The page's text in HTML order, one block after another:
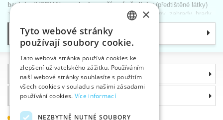
bavlnky(NORMA) aperlovku,vyšívací předlohy(předtištěné látky)
ze 100% bavlny i
. Různá zátiší, květiny, zahrady, hrady,
zámky, známé obrazy, apod.
Vyšívací nůžkys ostrými hroty jsou převážně
nabízíme i české a japonské). Vyberte si z velkého
množství
Vyšívání pak usnadní velmi kvalitnídřevěné kroužky na vyšívání
s mosazným kováním nebo plastové oválné rámečky.
můžete si vybrat s osvětlením nebo bez.
Kategorie
Informace
Proč si zvolit právě nás
ENGLISH
GERMAN
×
Tyto webové stránky
používají soubory cookie.
Tato webová stránka používá cookies ke
zlepšení uživatelského zážitku. Používáním
naší webové stránky souhlasíte s použitím
všech cookies v souladu s našimi zásadami
používání cookies. Více informací
NEZBYTNĚ NUTNÉ SOUBORY